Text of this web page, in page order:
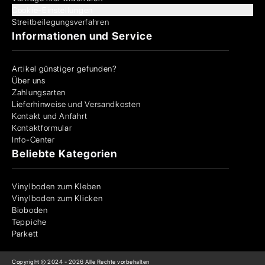
Streitbeilegungsverfahren
Informationen und Service
Artikel günstiger gefunden?
Über uns
Zahlungsarten
Lieferhinweise und Versandkosten
Kontakt und Anfahrt
Kontaktformular
Info-Center
Beliebte Kategorien
Vinylboden zum Kleben
Vinylboden zum Klicken
Bioboden
Teppiche
Parkett
Copyright © 2024 - 2026 Alle Rechte vorbehalten